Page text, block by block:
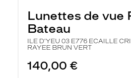
Lunettes de vue
Bateau
ILE D'YEU 03 E776 ECAILLE
RAYEE BRUN VERT
140,00 €